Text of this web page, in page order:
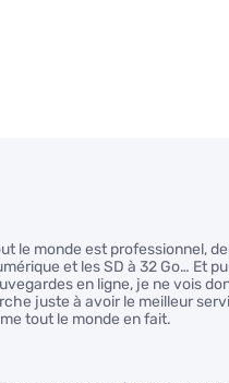
le monde est professionnel,
et les SD à 32 Go… Et
en ligne, je ne vois
juste à avoir le meilleur
tout le monde en fait.